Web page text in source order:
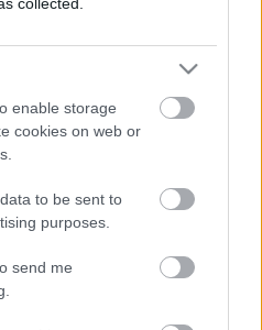
collected.
enable storage
cookies on web or
to be sent to
purposes.
send me
hogy nem
inkább bölcsész lettem,
a "backstage-et"
egyengettem egy sor
pályáját."
programokat.
Zimányi
szünetet: "A nyár
s nézni a naplementét -
Ami számomra a nyár